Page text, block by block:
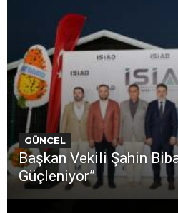
GÜNCEL
Başkan Vekili Şahin
Güçleniyor”